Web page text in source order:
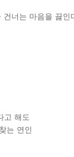
건너는 마음을 끓인
고 해도
는 연인